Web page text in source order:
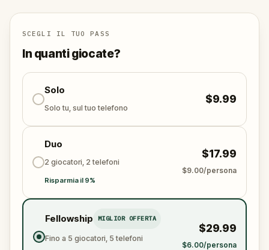
SCEGLI IL TUO PASS
In quanti giocate?
Solo
Solo tu, sul tuo telefono
$9.99
Duo
2 giocatori, 2 telefoni
Risparmia il 9%
$17.99
$9.00/persona
Fellowship MIGLIOR OFFERTA
Fino a 5 giocatori, 5 telefoni
$29.99
$6.00/persona